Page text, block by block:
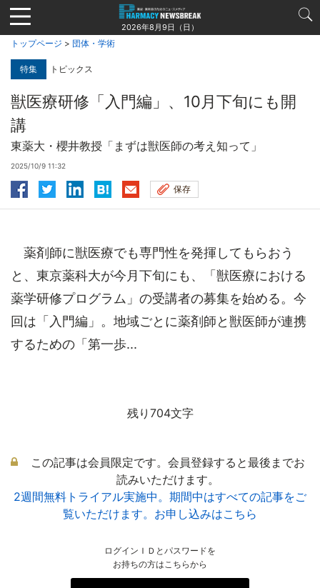
Jump
to
navigation
2026年8月9日（日）
トップページ > 団体・学術
特集 トピックス
獣医療研修「入門編」、10月下旬にも開
講
東薬大・櫻井教授「まずは獣医師の考え知って」
2025/10/9 11:32
保存
薬剤師に獣医療でも専門性を発揮してもらおう
と、東京薬科大が今月下旬にも、「獣医療における
薬学研修プログラム」の受講者の募集を始める。今
回は「入門編」。地域ごとに薬剤師と獣医師が連携
するための「第一歩...
残り704文字
この記事は会員限定です。会員登録すると最後までお
読みいただけます。
2週間無料トライアル実施中。期間中はすべての記事をご
覧いただけます。お申し込みはこちら
ログインＩＤとパスワードを
お持ちの方はこちらから